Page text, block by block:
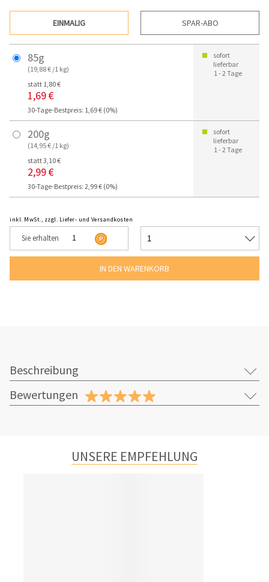
EINMALIG SPAR-ABO
85g
(19,88 € /1 kg)
statt 1,80 €
1,69 €
30-Tage-Bestpreis: 1,69 € (0%)
sofort
lieferbar
1 - 2 Tage
200g
(14,95 € /1 kg)
statt 3,10 €
2,99 €
30-Tage-Bestpreis: 2,99 € (0%)
sofort
lieferbar
1 - 2 Tage
inkl. MwSt., zzgl. Liefer- und Versandkosten
Sie erhalten 1
Beschreibung
Bewertungen
UNSERE EMPFEHLUNG